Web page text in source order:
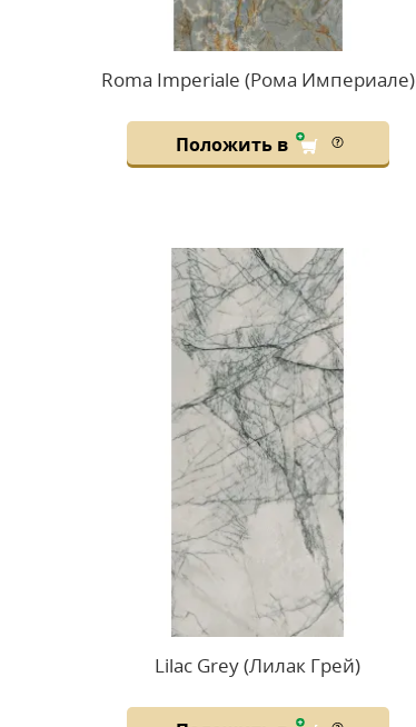
Roma Imperiale (Рома Империале)
Положить в
Lilac Grey (Лилак Грей)